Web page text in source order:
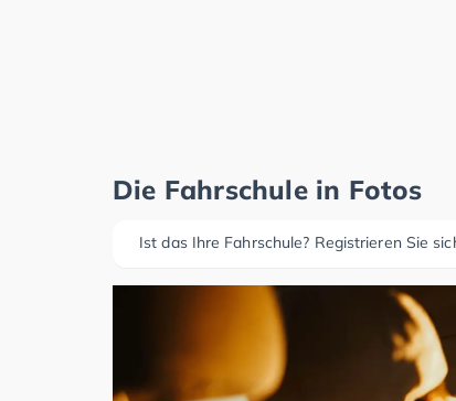
Die Fahrschule in Fotos
Ist das Ihre Fahrschule? Registrieren Sie